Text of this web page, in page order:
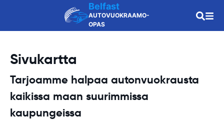
Belfast
AUTOVUOKRAAMO-
OPAS
Sivukartta
Tarjoamme halpaa autonvuokrausta
kaikissa maan suurimmissa
kaupungeissa